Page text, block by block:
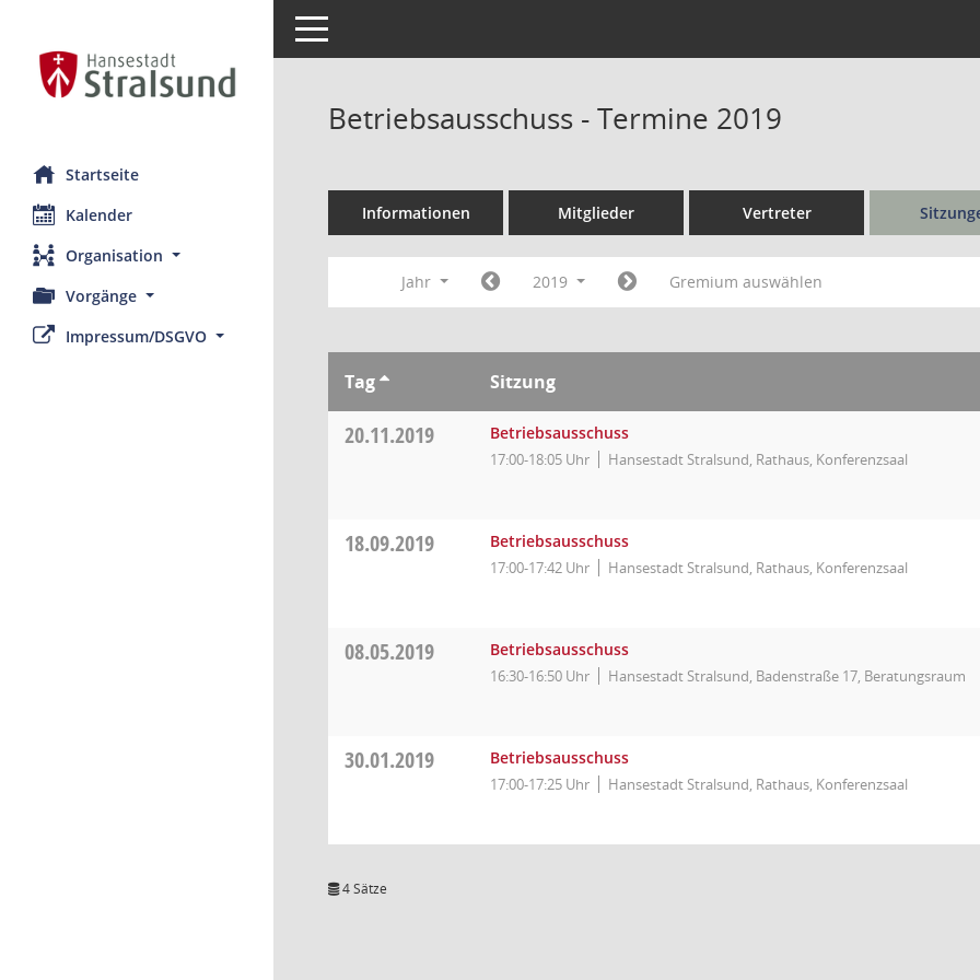
Startseite
Kalender
Organisation
Vorgänge
Impressum/DSGVO
Toggle navigation
Betriebsausschuss - Termine 2019
Informationen Mitglieder Vertreter
Jahr 2019 Gremium auswählen
Tag Sitzung
20.11.2019 Betriebsausschuss
17:00-18:05 Uhr Hansestadt Stralsund, Rathaus, Konferenzsaal
18.09.2019 Betriebsausschuss
17:00-17:42 Uhr Hansestadt Stralsund, Rathaus, Konferenzsaal
08.05.2019 Betriebsausschuss
16:30-16:50 Uhr Hansestadt Stralsund, Badenstraße 17, Beratungsraum
30.01.2019 Betriebsausschuss
17:00-17:25 Uhr Hansestadt Stralsund, Rathaus, Konferenzsaal
4 Sätze